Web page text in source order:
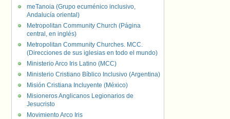
meTanoia (Grupo ecuménico inclusivo,
Andalucía oriental)
Metropolitan Community Church (Página
central, en inglés)
Metropolitan Community Churches. MCC.
(Direcciones de sus iglesias en todo el mundo)
Ministerio Arco Iris Latino (MCC)
Ministerio Cristiano Bíblico Inclusivo (Argentina)
Misión Cristiana Incluyente (México)
Misioneros Anglicanos Legionarios de
Jesucristo
Movimiento Arco Iris